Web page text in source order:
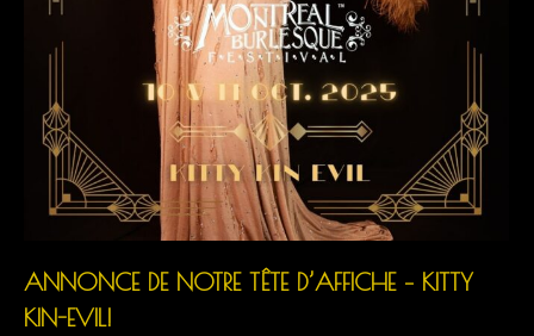
ANNONCE DE NOTRE TÊTE D’AFFICHE – KITTY
KIN-EVIL!